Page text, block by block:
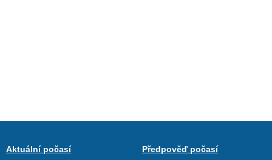
Aktuální počasí
Předpověď počasí